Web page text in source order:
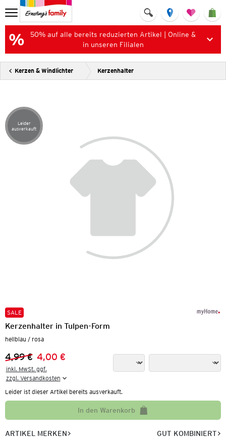
50% auf alle bereits reduzierten Artikel | Online &
in unseren Filialen
Kerzen & Windlichter Kerzenhalter
Artikel leider ausverkauft
Leider
ausverkauft
SALE
Kerzenhalter in Tulpen-Form
hellblau / rosa
Vorheriger Preis:
4,99 €
Neuer Preis:
4,00 €
inkl. MwSt. ggf.
zzgl. Versandkosten
Leider ist dieser Artikel bereits ausverkauft.
In den Warenkorb
ARTIKEL MERKEN GUT KOMBINIERT